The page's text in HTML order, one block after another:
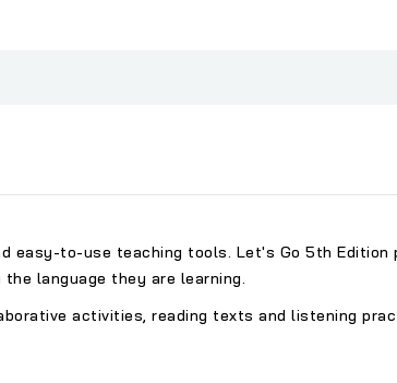
easy-to-use teaching tools. Let's Go 5th Edition
language they are learning.
activities, reading texts and listening